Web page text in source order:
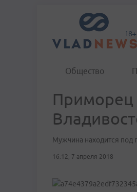
Общество
Приморец
Мужчина находится под
16:12, 7 апреля 2018